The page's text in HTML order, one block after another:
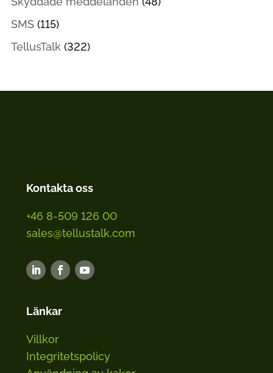
SMS(115)
TellusTalk (322)
Kontakta oss
+46 8-509 126 00
sales@tellustalk.com
Länkar
Villkor
Integritetspolicy